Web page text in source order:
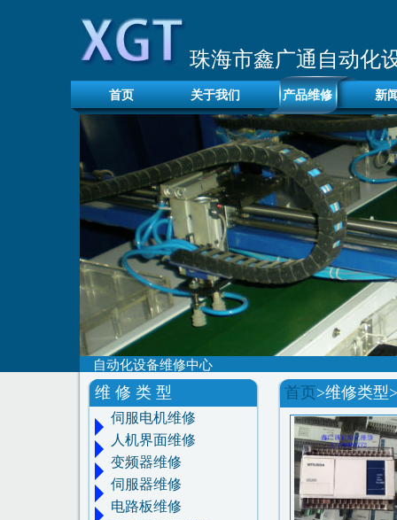
珠海市鑫广通自动化
首页 关于我们 产品维修 新
自动化设备维修中心
维 修 类 型
伺服电机维修
人机界面维修
变频器维修
伺服器维修
电路板维修
首页>维修类型